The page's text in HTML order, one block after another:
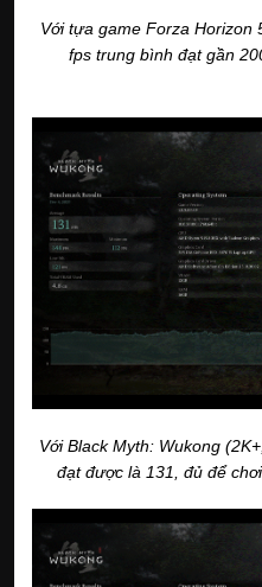
Với tựa game Forza Horizon
fps trung bình đạt gần
Với Black Myth: Wukong
đạt được là 131, đủ để